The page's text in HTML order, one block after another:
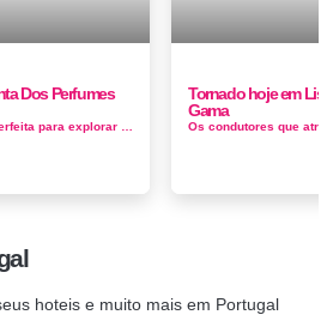
Dos Perfumes
A cidade de Tavira é a base perfeita para explorar o belo Algarve Oriental em Portugal; menos turística e ainda repleta de praias b...
Tornado hoje em
Gama
hoteis e muito mais em Portugal